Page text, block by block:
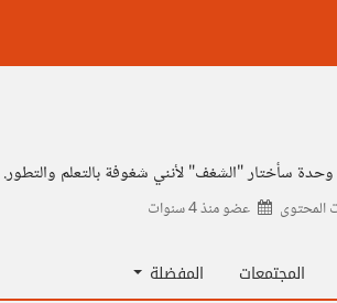
سأختار "الشغف" لأنني شغوفة بالتعلم والتطور.
عضو منذ4 سنوات
المجتمعات المفضلة